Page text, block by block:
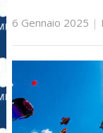
6 Gennaio 2025 |